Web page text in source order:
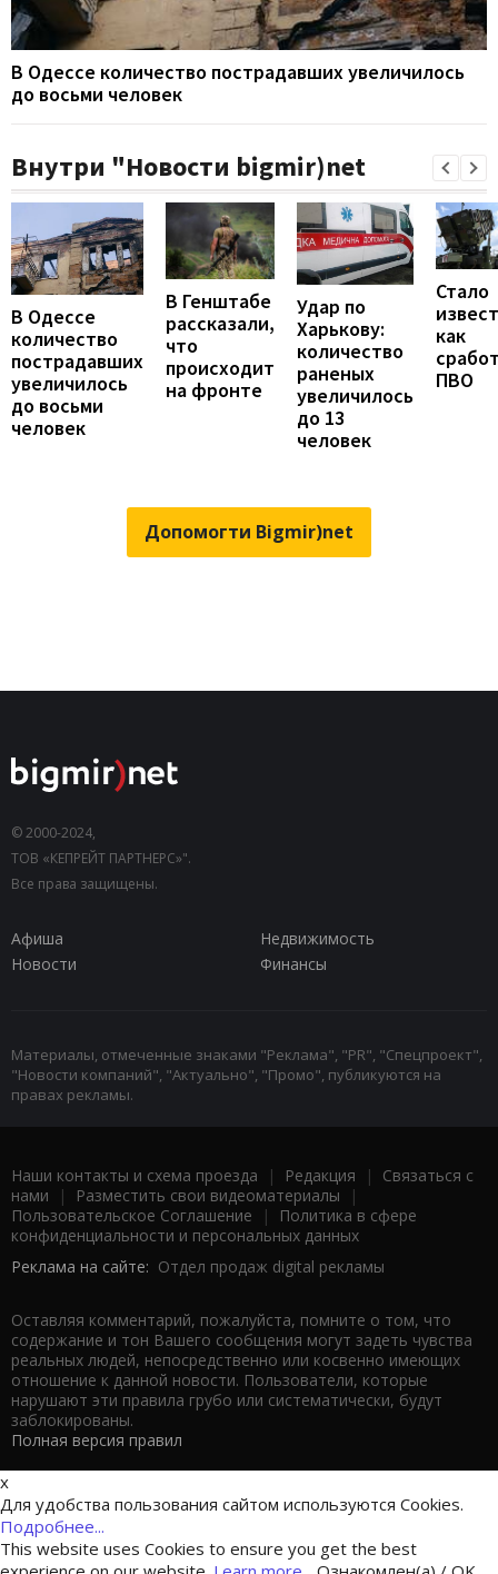
В Одессе количество пострадавших увеличилось
до восьми человек
Внутри "Новости bigmir)net
В Одессе
количество
пострадавших
увеличилось
до восьми
человек
В Генштабе
рассказали,
что
происходит
на фронте
Удар по
Харькову:
количество
раненых
увеличилось
до 13
человек
Стало
как
ПВО
Допомогти Bigmir)net
© 2000-2024,
ТОВ «КЕПРЕЙТ ПАРТНЕРС»".
Все права защищены.
Афиша
Недвижимость
Новости
Финансы
Материалы, отмеченные знаками "Реклама", "PR", "Спецпроект",
"Новости компаний", "Актуально", "Промо", публикуются на
правах рекламы.
Наши контакты и схема проезда | Редакция | Связаться с
нами | Разместить свои видеоматериалы |
Пользовательское Соглашение |
Политика в сфере
конфиденциальности и персональных данных
Реклама на сайте: Отдел продаж digital рекламы
Оставляя комментарий, пожалуйста, помните о том, что
содержание и тон Вашего сообщения могут задеть чувства
реальных людей, непосредственно или косвенно имеющих
отношение к данной новости. Пользователи, которые
нарушают эти правила грубо или систематически, будут
заблокированы.
Полная версия правил
x
Для удобства пользования сайтом используются Cookies.
Подробнее...
This website uses Cookies to ensure you get the best